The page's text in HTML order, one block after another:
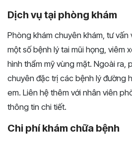
Dịch vụ tại phòng khám
Phòng khám chuyên khám, tư vấn
một số bệnh lý tai mũi họng, viêm
hình thẩm mỹ vùng mặt. Ngoài ra,
chuyên đặc trị các bệnh lý đường
em. Liên hệ thêm với nhân viên
thông tin chi tiết.
Chi phí khám chữa bệnh